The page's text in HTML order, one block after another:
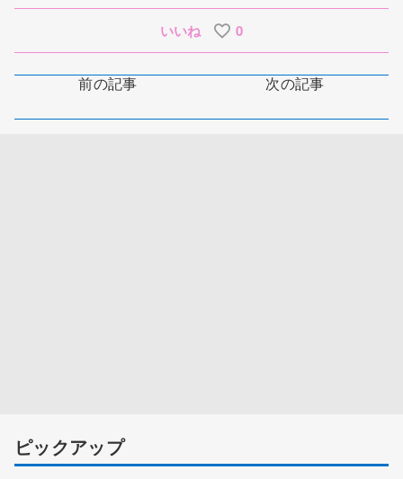
いいね 0
前の記事 次の記事
ピックアップ